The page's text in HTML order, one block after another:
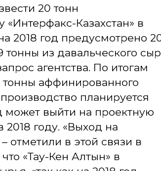
20 тонн
Казахстан» в
2018 год предусмотрено
из давальческого
агентства. По итогам
тонны аффинированного
планируется
может выйти на проектную
году. «Выход на
отметили в этой связи в
«Тау-Кен Алтын» в